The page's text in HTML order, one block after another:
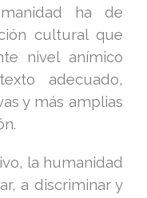
ha de
cultural que
nivel anímico
adecuado,
y más amplias
la humanidad
a discriminar y